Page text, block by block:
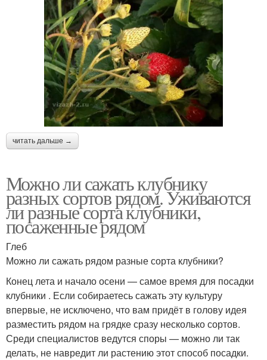
читать дальше →
Можно ли сажать клубнику
разных сортов рядом. Уживаются
ли разные сорта клубники,
посаженные рядом
Глеб
Можно ли сажать рядом разные сорта клубники?
Конец лета и начало осени — самое время для посадки
клубники . Если собираетесь сажать эту культуру
впервые, не исключено, что вам придёт в голову идея
разместить рядом на грядке сразу несколько сортов.
Среди специалистов ведутся споры — можно ли так
делать, не навредит ли растению этот способ посадки.